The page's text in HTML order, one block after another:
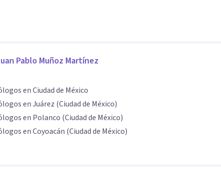
Pablo Muñoz Martínez
en Ciudad de México
en Juárez (Ciudad de México)
en Polanco (Ciudad de México)
en Coyoacán (Ciudad de México)